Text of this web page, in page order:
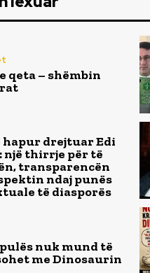
qeta – shëmbin
hapur drejtuar Edi
një thirrje për të
transparencën
ndaj punës
të diasporës
pulës nuk mund të
me Dinosaurin